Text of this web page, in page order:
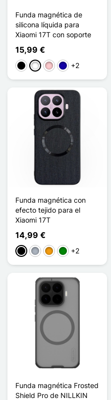
Funda magnética de
silicona líquida para
Xiaomi 17T con soporte
15,99 €
NegroBlancoRosaAzul oscuro
+2
Funda magnética con
efecto tejido para el
Xiaomi 17T
14,99 €
NegroGris NaranjaVerde
+2
Funda magnética Frosted
Shield Pro de NILLKIN